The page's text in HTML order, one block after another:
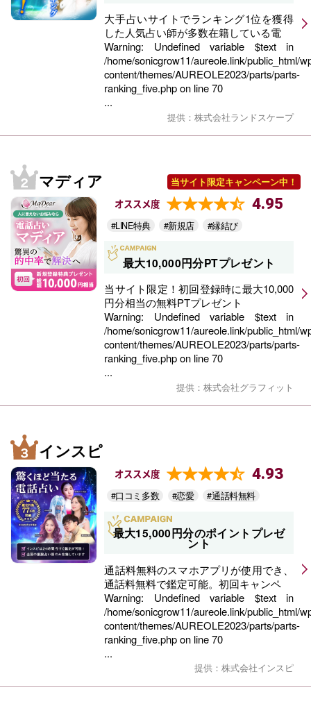
大手占いサイトでランキング1位を獲得
した人気占い師が多数在籍している電
Warning: Undefined variable $text in
/home/sonicgrow11/aureole.link/public_html/
content/themes/AUREOLE2023/parts/parts-
ranking_five.phpon line70
...
提供：株式会社ランドスケープ
マディア 当サイト限定キャンペーン中！
オススメ度 4.95
#LINE特典 #新規店 #縁結び
最大10,000円分PTプレゼント
当サイト限定！初回登録時に最大10,000
円分相当の無料PTプレゼント
Warning: Undefined variable $text in
/home/sonicgrow11/aureole.link/public_html/
content/themes/AUREOLE2023/parts/parts-
ranking_five.phpon line70
...
提供：株式会社グラフィット
インスピ
オススメ度 4.93
#口コミ多数 #恋愛 #通話料無料
最大15,000円分のポイントプレゼ
ント
通話料無料のスマホアプリが使用でき、
通話料無料で鑑定可能。初回キャンペ
Warning: Undefined variable $text in
/home/sonicgrow11/aureole.link/public_html/
content/themes/AUREOLE2023/parts/parts-
ranking_five.phpon line70
...
提供：株式会社インスピ